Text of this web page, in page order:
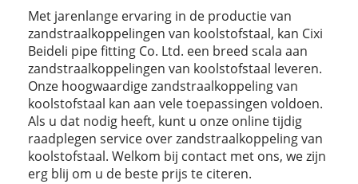
Met jarenlange ervaring in de productie van
zandstraalkoppelingen van koolstofstaal, kan Cixi
Beideli pipe fitting Co. Ltd. een breed scala aan
zandstraalkoppelingen van koolstofstaal leveren.
Onze hoogwaardige zandstraalkoppeling van
koolstofstaal kan aan vele toepassingen voldoen.
Als u dat nodig heeft, kunt u onze online tijdig
raadplegen service over zandstraalkoppeling van
koolstofstaal. Welkom bij contact met ons, we zijn
erg blij om u de beste prijs te citeren.